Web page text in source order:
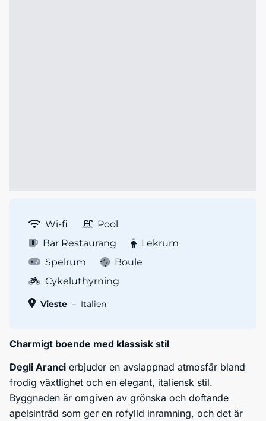
Wi-fi
Pool
Bar Restaurang
Lekrum
Spelrum
Boule
Cykeluthyrning
Vieste – Italien
Charmigt boende med klassisk stil
Degli Aranci erbjuder en avslappnad atmosfär bland
frodig växtlighet och en elegant, italiensk stil.
Byggnaden är omgiven av grönska och doftande
apelsinträd som ger en rofylld inramning, och det är